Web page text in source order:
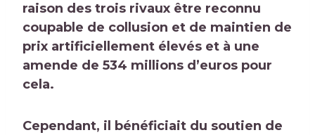
raison des trois rivaux être reconnu
coupable de collusion et de maintien de
prix artificiellement élevés et à une
amende de 534 millions d’euros pour
cela.
Cependant, il bénéficiait du soutien de